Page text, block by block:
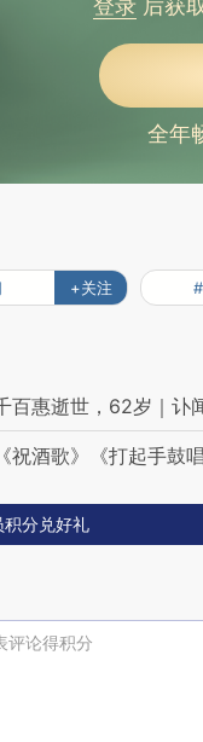
登录后获
全年
+关注
百惠逝世，62岁｜讣
祝酒歌》《打起手鼓
积分兑好礼
评论得积分